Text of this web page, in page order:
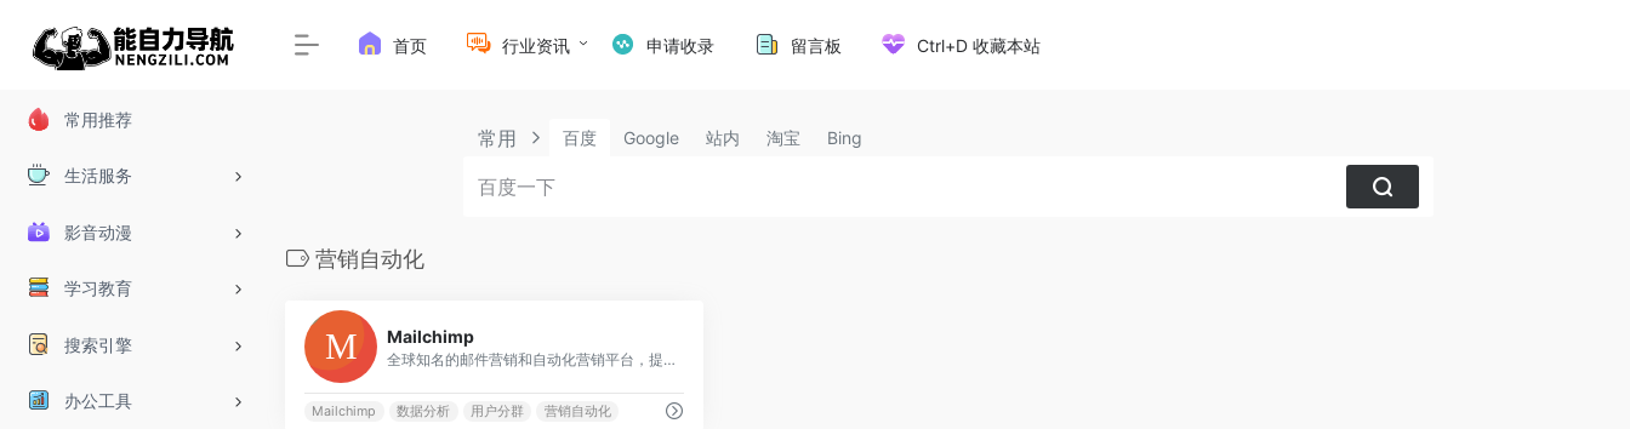
常用推荐
生活服务
影音动漫
学习教育
搜索引擎
办公工具
首页 行业资讯 申请收录 留言板 Ctrl+D 收藏本站
常用 百度 Google 站内 淘宝 Bing
营销自动化
Mailchimp
全球知名的邮件营销和自动化营销平台，提供全面的营销解决方案
Mailchimp 数据分析 用户分群 营销自动化